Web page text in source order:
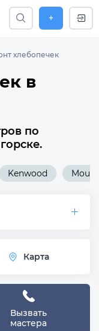
+
хлебопечек
в
по
Kenwood
Карта
Вызвать
мастера